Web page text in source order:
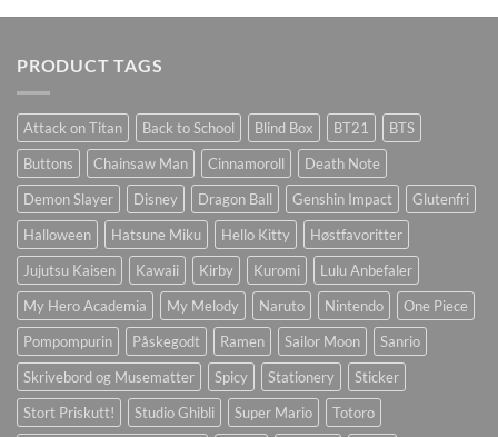
PRODUCT TAGS
Attack on Titan Back to School Blind Box BT21
BTS
Buttons
Chainsaw Man Cinnamoroll
Death Note
Demon Slayer
Disney Dragon Ball Genshin Impact
Glutenfri
Halloween
Hatsune Miku Hello Kitty
Høstfavoritter
Jujutsu Kaisen
Kawaii Kirby Kuromi
Lulu Anbefaler
My Hero Academia
My Melody Naruto Nintendo
One Piece
Pompompurin
Påskegodt Ramen Sailor Moon
Sanrio
Skrivebord og Musematter
Spicy Stationery
Sticker
Stort Priskutt!
Studio Ghibli Super Mario
Totoro